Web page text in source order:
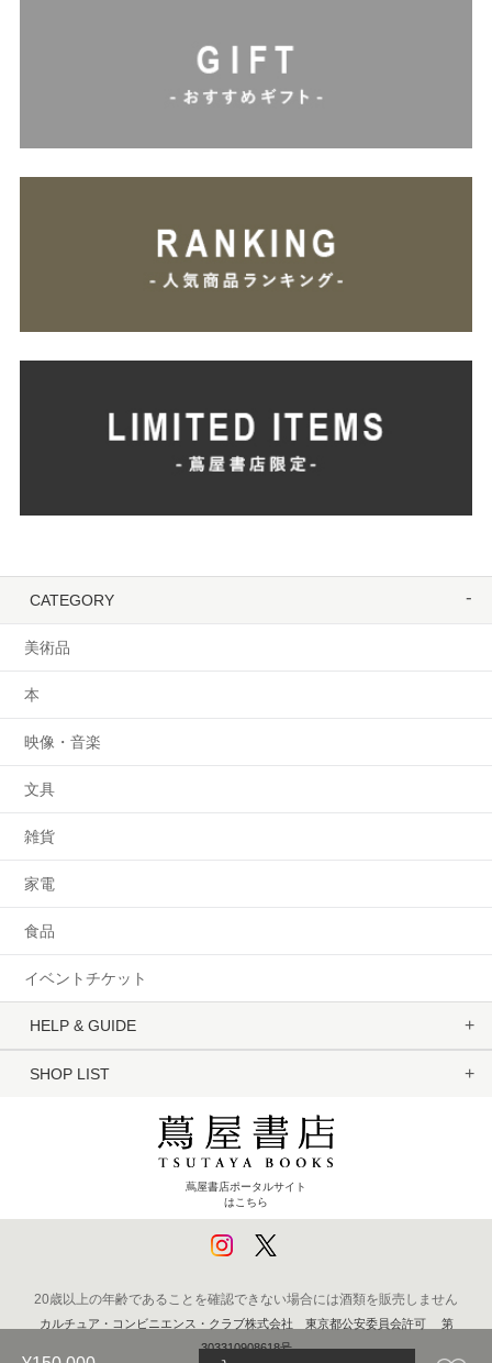
CATEGORY
美術品
本
映像・音楽
文具
雑貨
家電
食品
イベントチケット
HELP & GUIDE
SHOP LIST
蔦屋書店ポータルサイト
はこちら
20歳以上の年齢であることを確認できない場合には酒類を販売しません
カルチュア・コンビニエンス・クラブ株式会社 東京都公安委員会許可 第
303310908618号